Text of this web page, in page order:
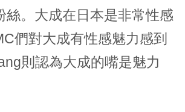
絲。大成在日本是非常性感
們對大成有性感魅力感到
則認為大成的嘴是魅力